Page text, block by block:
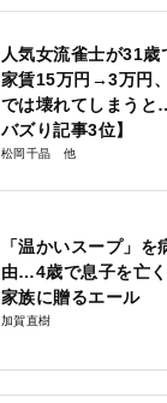
人気女流雀士が31
家賃15万円→3万円
では壊れてしまうと
バズり記事3位】
松岡千晶
「温かいスープ」
由…4歳で息子を亡
家族に贈るエール
加賀直樹